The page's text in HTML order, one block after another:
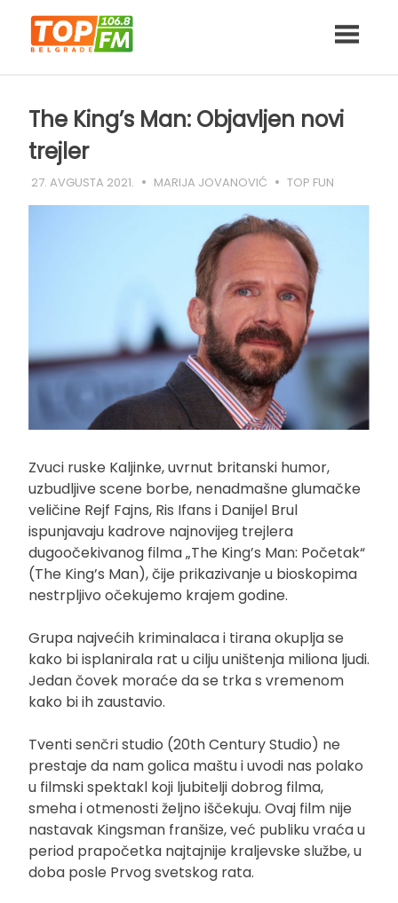
content
The King’s Man: Objavljen novi
trejler
27. AVGUSTA 2021. MARIJA JOVANOVIĆ TOP FUN
Zvuci ruske Kaljinke, uvrnut britanski humor,
uzbudljive scene borbe, nenadmašne glumačke
veličine Rejf Fajns, Ris Ifans i Danijel Brul
ispunjavaju kadrove najnovijeg trejlera
dugoočekivanog filma „The King’s Man: Početak“
(The King’s Man), čije prikazivanje u bioskopima
nestrpljivo očekujemo krajem godine.
Grupa najvećih kriminalaca i tirana okuplja se
kako bi isplanirala rat u cilju uništenja miliona ljudi.
Jedan čovek moraće da se trka s vremenom
kako bi ih zaustavio.
Tventi senčri studio (20th Century Studio) ne
prestaje da nam golica maštu i uvodi nas polako
u filmski spektakl koji ljubitelji dobrog filma,
smeha i otmenosti željno iščekuju. Ovaj film nije
nastavak Kingsman franšize, već publiku vraća u
period prapočetka najtajnije kraljevske službe, u
doba posle Prvog svetskog rata.